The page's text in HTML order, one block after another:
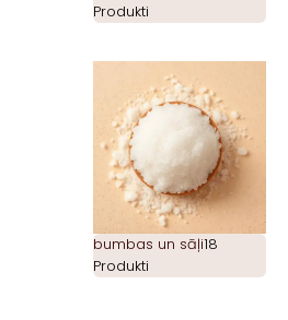
Produkti
bumbas un sāļi18
Produkti